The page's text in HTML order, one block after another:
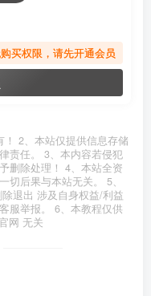
买权限，请先开通会员
2、本站仅提供信息存储
责任。 3、本内容若侵犯
删除处理！ 4、本站全资
切后果与本站无关。 5、
退出 涉及自身权益/利益
服举报。 6、本教程仅供
网 无关